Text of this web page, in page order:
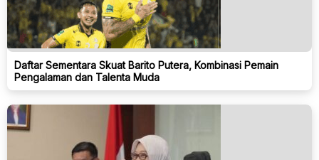
Daftar Sementara Skuat Barito Putera, Kombinasi Pemain
Pengalaman dan Talenta Muda